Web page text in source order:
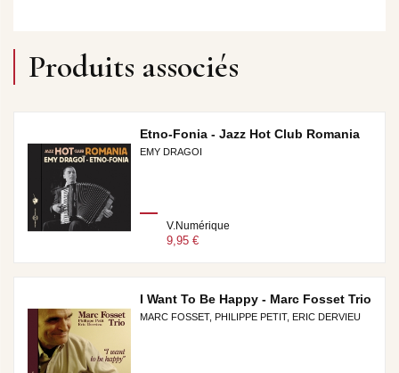
Produits associés
Etno-Fonia - Jazz Hot Club Romania
EMY DRAGOI
V.Numérique
9,95 €
I Want To Be Happy - Marc Fosset Trio
MARC FOSSET, PHILIPPE PETIT, ERIC DERVIEU